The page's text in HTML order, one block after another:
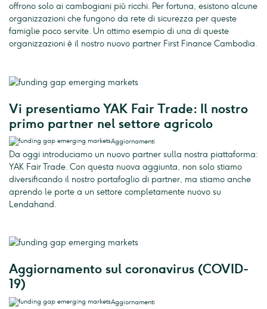
offrono solo ai cambogiani più ricchi. Per fortuna, esistono alcune
organizzazioni che fungono da rete di sicurezza per queste
famiglie poco servite. Un ottimo esempio di una di queste
organizzazioni è il nostro nuovo partner First Finance Cambodia.
Vi presentiamo YAK Fair Trade: Il nostro
primo partner nel settore agricolo
Aggiornamenti
Da oggi introduciamo un nuovo partner sulla nostra piattaforma:
YAK Fair Trade. Con questa nuova aggiunta, non solo stiamo
diversificando il nostro portafoglio di partner, ma stiamo anche
aprendo le porte a un settore completamente nuovo su
Lendahand.
Aggiornamento sul coronavirus (COVID-
19)
Aggiornamenti